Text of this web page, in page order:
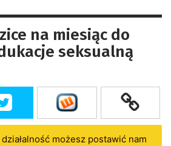
na miesiąc do
seksualną
możesz postawić nam